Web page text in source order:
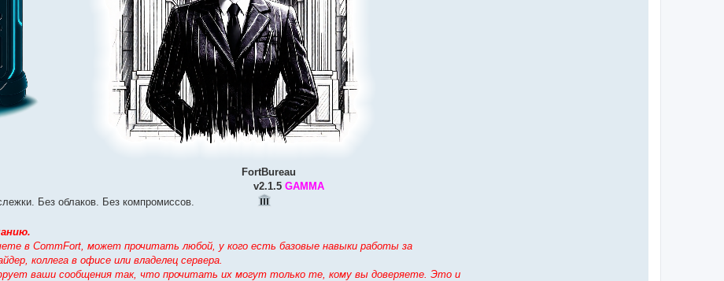
FortBureau
v2.1.5 GAMMA
Без облаков. Без компромиссов.⠀⠀⠀⠀⠀⠀⠀⠀
в CommFort, может прочитать любой, у кого есть базовые навыки работы за
коллега в офисе или владелец сервера.
ваши сообщения так, что прочитать их могут только те, кому вы доверяете. Это и